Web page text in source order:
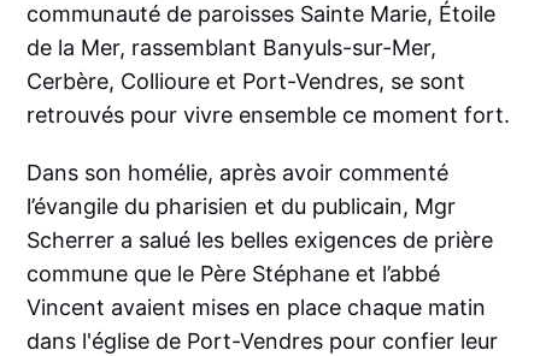
communauté de paroisses Sainte Marie, Étoile
de la Mer, rassemblant Banyuls-sur-Mer,
Cerbère, Collioure et Port-Vendres, se sont
retrouvés pour vivre ensemble ce moment fort.
Dans son homélie, après avoir commenté
l’évangile du pharisien et du publicain, Mgr
Scherrer a salué les belles exigences de prière
commune que le Père Stéphane et l’abbé
Vincent avaient mises en place chaque matin
dans l'église de Port-Vendres pour confier leur